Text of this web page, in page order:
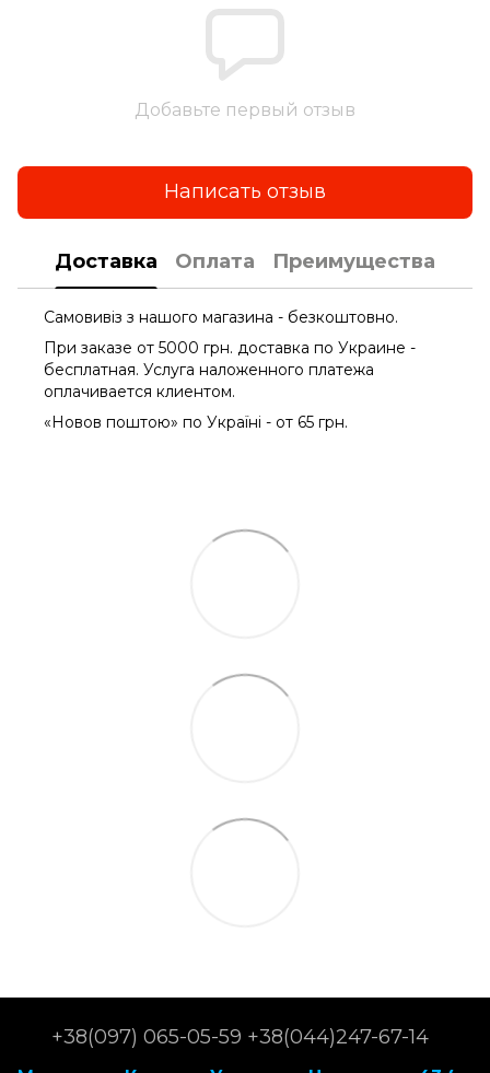
Добавьте первый отзыв
Написать отзыв
Доставка Оплата Преимущества
Самовивіз з нашого магазина - безкоштовно.
При заказе от 5000 грн. доставка по Украине -
бесплатная. Услуга наложенного платежа
оплачиваетcя клиентом.
«Новов поштою» по Україні - от 65 грн.
+38(097) 065-05-59 +38(044)247-67-14